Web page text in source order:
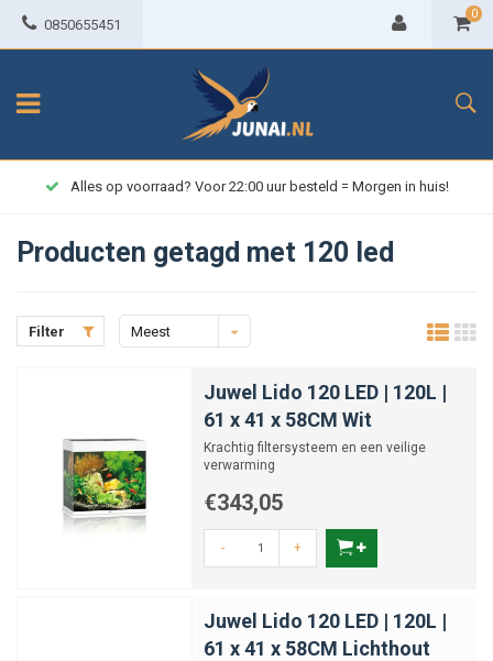
0850655451
0
Alles op voorraad? Voor 22:00 uur besteld = Morgen in huis!
Producten getagd met 120 led
Filter
Meest
Juwel Lido 120 LED | 120L |
61 x 41 x 58CM Wit
Krachtig filtersysteem en een veilige
verwarming
€343,05
- +
Juwel Lido 120 LED | 120L |
61 x 41 x 58CM Lichthout